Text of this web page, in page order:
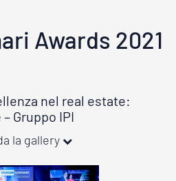
Awards 2021
nel real estate:
Gruppo IPI
la gallery